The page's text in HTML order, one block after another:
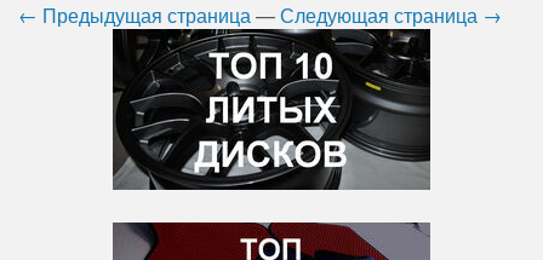
← Предыдущая страница—Следующая страница →